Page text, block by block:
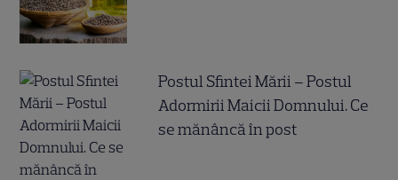
Postul Sfintei Mării – Postul
Adormirii Maicii Domnului. Ce
se mănâncă în post